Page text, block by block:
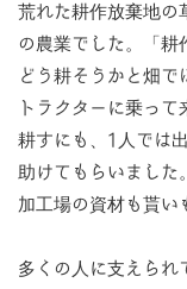
荒れた耕作放棄地の
の農業でした。「耕
どう耕そうかと畑
トラクターに乗って
耕すにも、1人では
助けてもらいました
加工場の資材も貰い
多くの人に支えられ